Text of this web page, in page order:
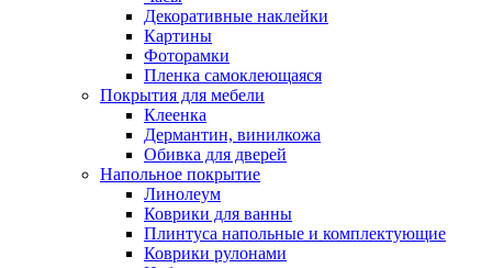
Декоративные наклейки
Картины
Фоторамки
Пленка самоклеющаяся
Покрытия для мебели
Клеенка
Дермантин, винилкожа
Обивка для дверей
Напольное покрытие
Линолеум
Коврики для ванны
Плинтуса напольные и комплектующие
Коврики рулонами